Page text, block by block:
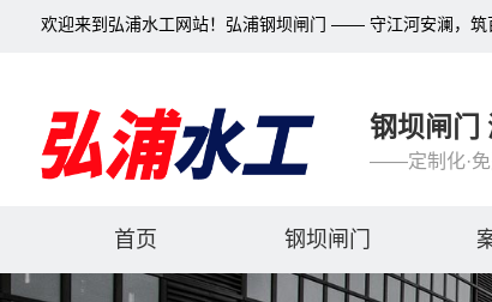
欢迎来到弘浦水工网站！弘浦钢坝闸门 —— 守江河安澜，筑
钢坝闸门
——定制化·
首页 钢坝闸门